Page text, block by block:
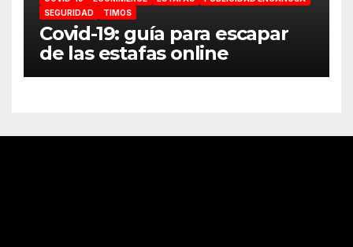
SEGURIDAD
TIMOS
Covid-19: guía para escapar
de las estafas online